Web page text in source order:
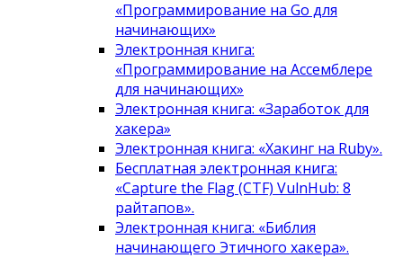
«Программирование на Go для
начинающих»
Электронная книга:
«Программирование на Ассемблере
для начинающих»
Электронная книга: «Заработок для
хакера»
Электронная книга: «Хакинг на Ruby».
Бесплатная электронная книга:
«Capture the Flag (CTF) VulnHub: 8
райтапов».
Электронная книга: «Библия
начинающего Этичного хакера».